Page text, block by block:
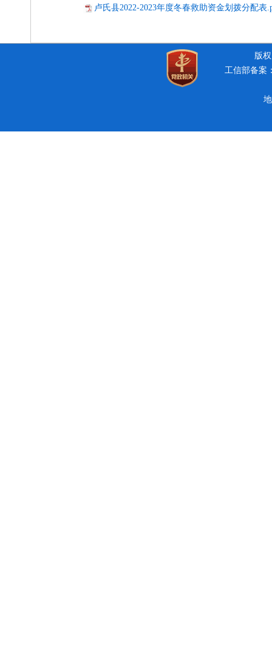
卢氏县2022-2023年度冬春救助资金划拨分配表
版
工信部备案